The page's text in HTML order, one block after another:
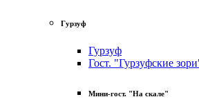
Гурзуф
Гурзуф
Гост. "Гурзуфские
Мини-гост. "На скале"